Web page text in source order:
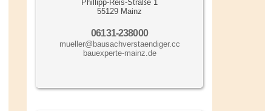
Phillipp-Reis-Straße 1
55129 Mainz
06131-238000
mueller@bausachverstaendiger.cc
bauexperte-mainz.de